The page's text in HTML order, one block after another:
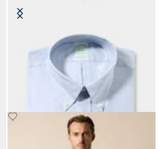
Camicia Slim Fit Non-Iron Oxford
con Collo Button Down